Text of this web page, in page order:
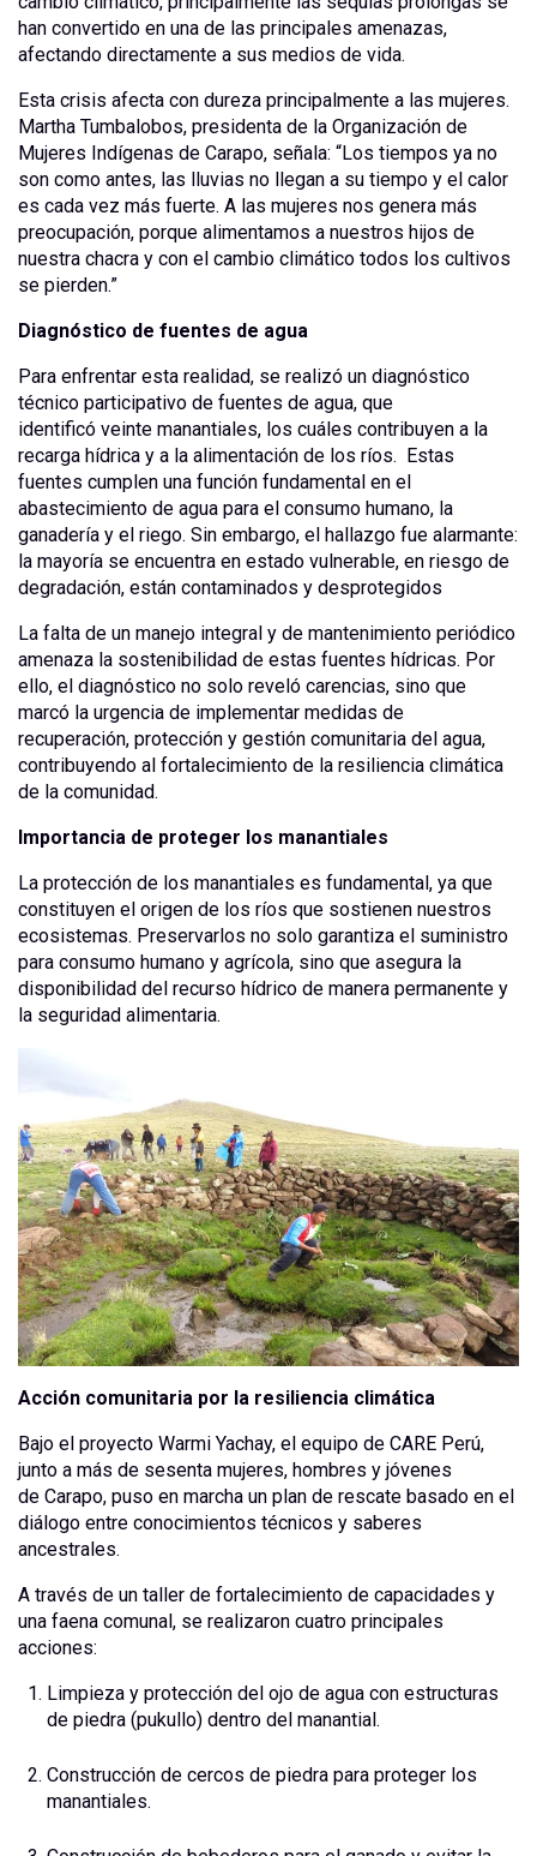
han convertido en una de las principales amenazas,
afectando directamente a sus medios de vida.
Esta crisis afecta con dureza principalmente a las mujeres.
Martha Tumbalobos, presidenta de la Organización de
Mujeres Indígenas de Carapo, señala: “Los tiempos ya no
son como antes, las lluvias no llegan a su tiempo y el calor
es cada vez más fuerte. A las mujeres nos genera más
preocupación, porque alimentamos a nuestros hijos de
nuestra chacra y con el cambio climático todos los cultivos
se pierden.”
Diagnóstico de fuentes de agua
Para enfrentar esta realidad, se realizó un diagnóstico
técnico participativo de fuentes de agua, que
identificó veinte manantiales, los cuáles contribuyen a la
recarga hídrica y a la alimentación de los ríos. Estas
fuentes cumplen una función fundamental en el
abastecimiento de agua para el consumo humano, la
ganadería y el riego. Sin embargo, el hallazgo fue alarmante:
la mayoría se encuentra en estado vulnerable, en riesgo de
degradación, están contaminados y desprotegidos
La falta de un manejo integral y de mantenimiento periódico
amenaza la sostenibilidad de estas fuentes hídricas. Por
ello, el diagnóstico no solo reveló carencias, sino que
marcó la urgencia de implementar medidas de
recuperación, protección y gestión comunitaria del agua,
contribuyendo al fortalecimiento de la resiliencia climática
de la comunidad.
Importancia de proteger los manantiales
La protección de los manantiales es fundamental, ya que
constituyen el origen de los ríos que sostienen nuestros
ecosistemas. Preservarlos no solo garantiza el suministro
para consumo humano y agrícola, sino que asegura la
disponibilidad del recurso hídrico de manera permanente y
la seguridad alimentaria.
Acción comunitaria por la resiliencia climática
Bajo el proyecto Warmi Yachay, el equipo de CARE Perú,
junto a más de sesenta mujeres, hombres y jóvenes
de Carapo, puso en marcha un plan de rescate basado en el
diálogo entre conocimientos técnicos y saberes
ancestrales.
A través de un taller de fortalecimiento de capacidades y
una faena comunal, se realizaron cuatro principales
acciones:
Limpieza y protección del ojo de agua con estructuras
de piedra (pukullo) dentro del manantial.
Construcción de cercos de piedra para proteger los
manantiales.